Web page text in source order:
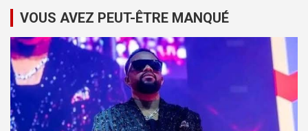
VOUS AVEZ PEUT-ÊTRE MANQUÉ